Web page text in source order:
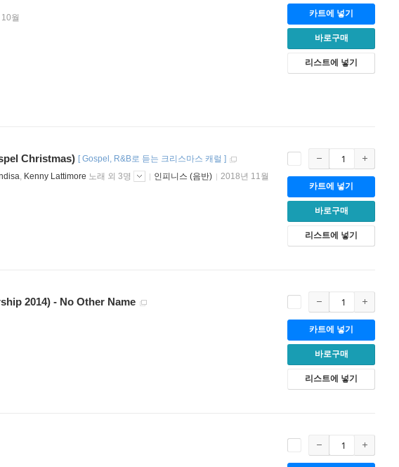
월 카트에 넣기
바로구매
리스트에 넣기
Christmas) [Gospel R&B로 듣는 크리스마스 캐럴 ]
, Kenny Lattimore 노래 외 3명 인피니스 (음반) 2018년 11월
카트에 넣기
바로구매
리스트에 넣기
2014) - No Other Name
카트에 넣기
바로구매
리스트에 넣기